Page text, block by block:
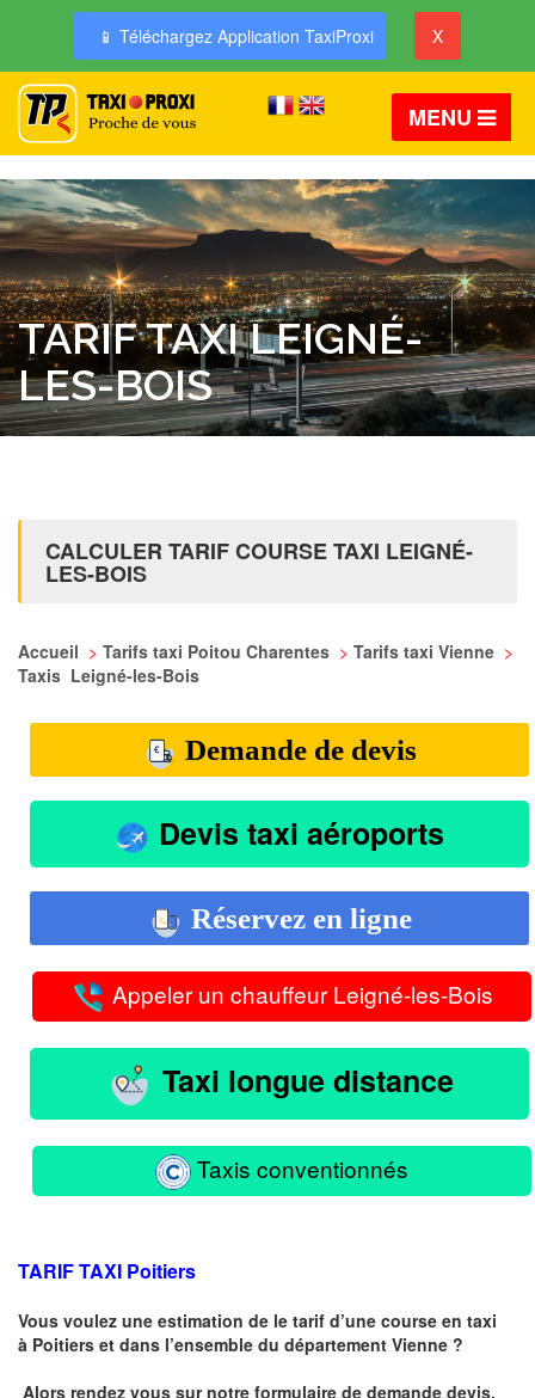
📱 Téléchargez Application TaxiProxi X
MENU
TARIF TAXI LEIGNÉ-
LES-BOIS
CALCULER TARIF COURSE TAXI LEIGNÉ-
LES-BOIS
Accueil > Tarifs taxi Poitou Charentes > Tarifs taxi Vienne >
Taxis Leigné-les-Bois
Demande de devis
Devis taxi aéroports
Réservez en ligne
Appeler un chauffeur Leigné-les-Bois
Taxi longue distance
Taxis conventionnés
TARIF TAXI Poitiers
Vous voulez une estimation de le tarif d’une course en taxi
à Poitiers et dans l’ensemble du département Vienne ?
Alors rendez vous sur notre formulaire de demande devis.